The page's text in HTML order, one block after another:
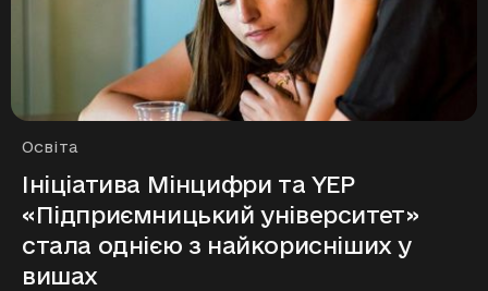
Рубрики
Освіта
Ініціатива Мінцифри та YEP
«Підприємницький університет»
стала однією з найкорисніших у
вишах